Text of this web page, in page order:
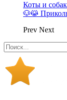
Коты и
🐶😹
Prev Next